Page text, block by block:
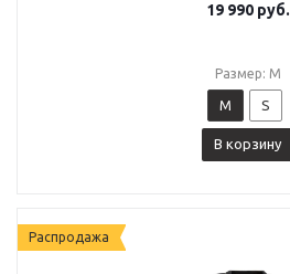
19 990руб.
Размер: M
M S
В корзину
Распродажа